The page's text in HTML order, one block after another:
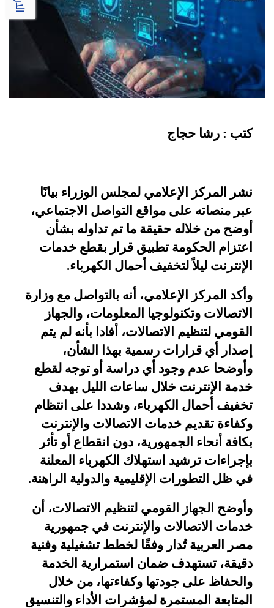
كتب : رشا حجاج
نشر المركز الإعلامي لمجلس الوزراء بيانًا
عبر منصاته على مواقع التواصل الاجتماعي،
أوضح من خلاله حقيقة ما تم تداوله بشأن
اعتزام الحكومة تطبيق قرار بقطع خدمات
الإنترنت ليلاً لتخفيف أحمال الكهرباء.
وأكد المركز الإعلامي، أنه بالتواصل مع وزارة
الاتصالات وتكنولوجيا المعلومات، والجهاز
القومي لتنظيم الاتصالات، أفادا بأنه لم يتم
إصدار أي قرارات رسمية بهذا الشأن،
وأوضحا عدم وجود أي دراسة أو توجه لقطع
خدمة الإنترنت خلال ساعات الليل بهدف
تخفيف أحمال الكهرباء، وشددا على انتظام
وكفاءة تقديم خدمات الاتصالات والإنترنت
بكافة أنحاء الجمهورية، دون انقطاع أو تأثر
بإجراءات ترشيد استهلاك الكهرباء المعلنة
في ظل التطورات الإقليمية والدولية الراهنة.
وأوضح الجهاز القومي لتنظيم الاتصالات، أن
خدمات الاتصالات والإنترنت في جمهورية
مصر العربية تُدار وفقًا لخطط تشغيلية وفنية
دقيقة، تستهدف ضمان استمرارية الخدمة
والحفاظ على جودتها وكفاءتها، من خلال
المتابعة المستمرة لمؤشرات الأداء والتنسيق